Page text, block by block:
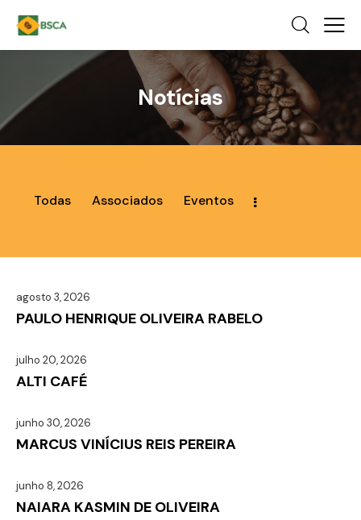
Notícias
Todas Associados Eventos
agosto 3, 2026
PAULO HENRIQUE OLIVEIRA RABELO
julho 20, 2026
ALTI CAFÉ
junho 30, 2026
MARCUS VINÍCIUS REIS PEREIRA
junho 8, 2026
NAIARA KASMIN DE OLIVEIRA